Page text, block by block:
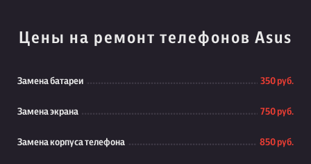
Цены на ремонт телефонов Asus
Замена батареи 350 руб.
Замена экрана 750 руб.
Замена корпуса телефона 850 руб.